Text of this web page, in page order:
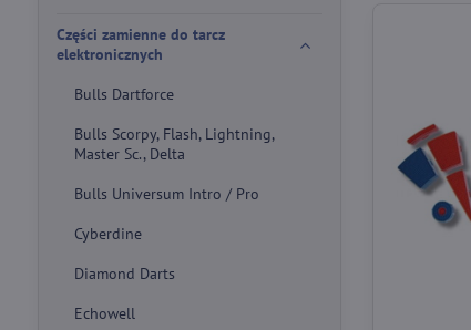
Części zamienne do tarcz
elektronicznych
Bulls Dartforce
Bulls Scorpy, Flash, Lightning,
Master Sc., Delta
Bulls Universum Intro / Pro
Cyberdine
Diamond Darts
Echowell